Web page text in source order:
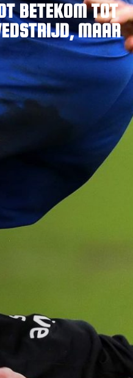
BETEKOM TOT
MAAR